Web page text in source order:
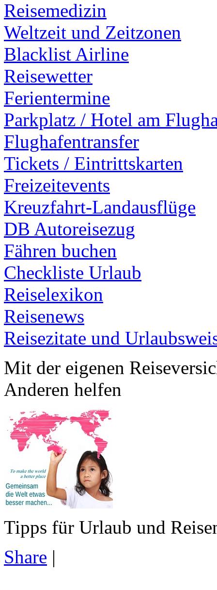
Reisemedizin
Weltzeit und Zeitzonen
Blacklist Airline
Reisewetter
Ferientermine
Parkplatz / Hotel am
Flughafentransfer
Tickets / Eintrittskarten
Freizeitevents
Kreuzfahrt-Landausflüge
DB Autoreisezug
Fähren buchen
Checkliste Urlaub
Reiselexikon
Reisenews
Reisezitate und
Mit der eigenen
Anderen helfen
Tipps für Urlaub und
Share |